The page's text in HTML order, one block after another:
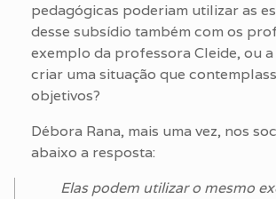
pedagógicas poderiam utilizar as
desse subsídio também com os
exemplo da professora Cleide, ou
criar uma situação que
objetivos?
Débora Rana, mais uma vez, nos
abaixo a resposta:
Elas podem utilizar o mesmo